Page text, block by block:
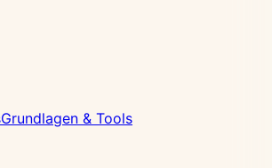
Grundlagen & Tools